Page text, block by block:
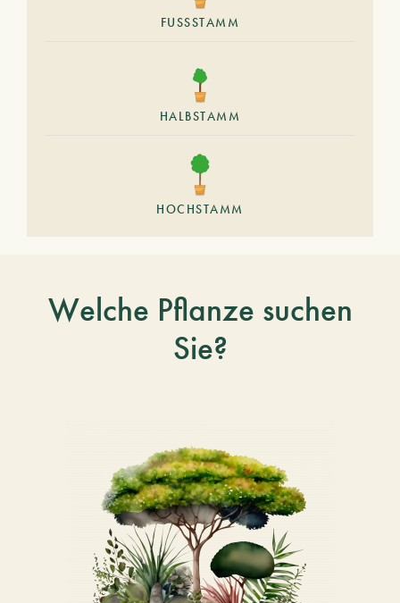
FUSSSTAMM
HALBSTAMM
HOCHSTAMM
Welche Pflanze suchen
Sie?